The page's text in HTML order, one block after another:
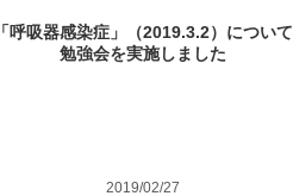
「呼吸器感染症」（2019.3.2）について
勉強会を実施しました
2019/02/27